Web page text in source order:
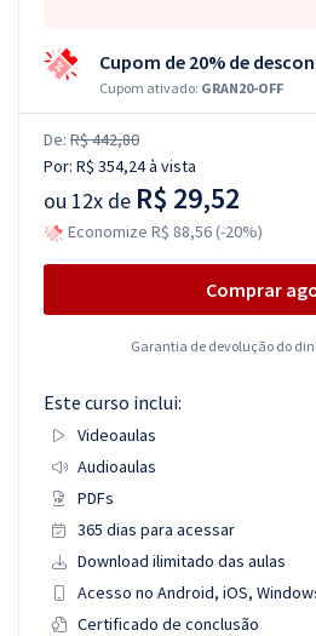
Cupom de 20% de
Cupom ativado: GRAN20-OFF
De: R$ 442,80
Por: R$ 354,24à vista
ou 12x de R$ 29,52
Economize R$ 88,56 (-20%)
Comprar
Garantia de devolução do
Este curso inclui:
Videoaulas
Audioaulas
PDFs
365 dias para acessar
Download ilimitado das aulas
Acesso no Android, iOS,
Certificado de conclusão